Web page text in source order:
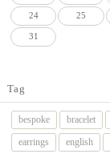
24 25
31
Tag
bespoke bracelet
earrings
english